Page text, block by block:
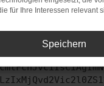
versucht hast,
für Ihre Interessen relevant
Speichern